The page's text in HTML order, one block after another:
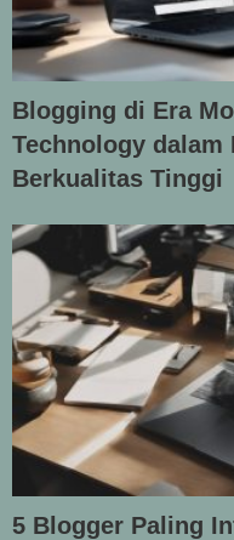
Blogging di Era
Technology dalam
Berkualitas Tinggi
5 Blogger Paling